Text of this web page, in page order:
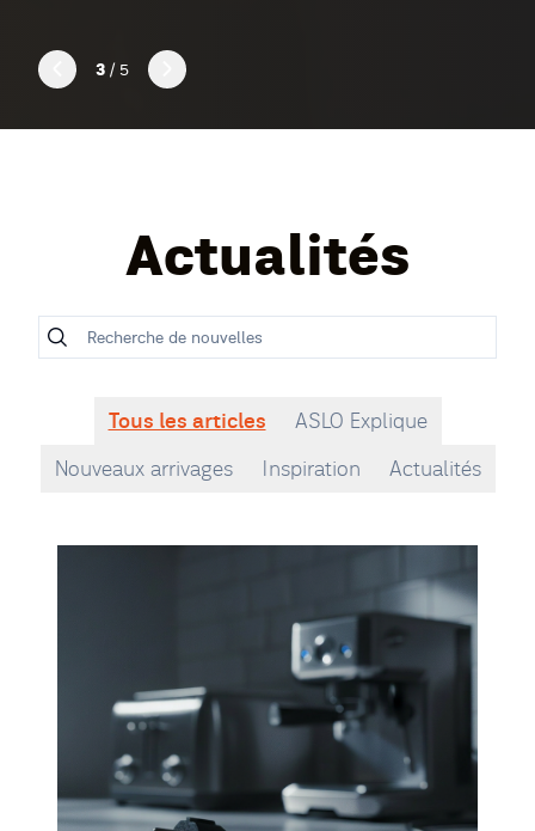
Previous Slide
3 / 5 Next Slide
Actualités
Tous les articles
ASLO Explique
Nouveaux arrivages
Inspiration Actualités